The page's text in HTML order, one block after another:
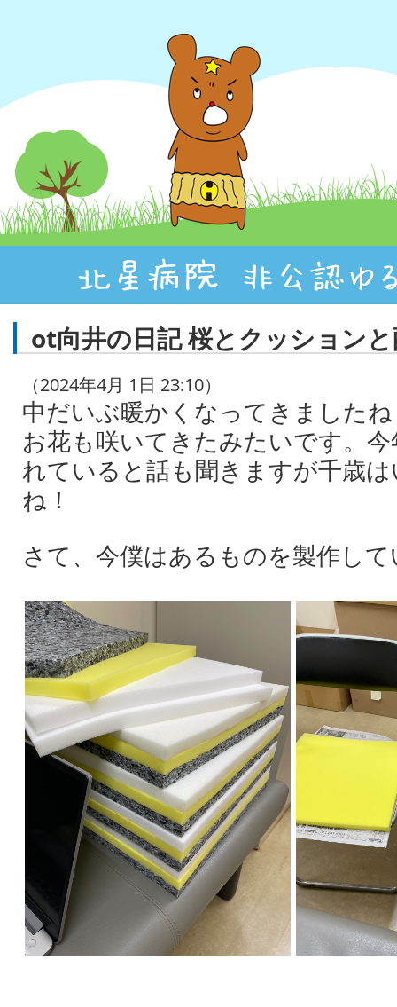
ot向井の日記 桜とクッション
（2024年4月 1日 23:10）
中だいぶ暖かくなってきました
お花も咲いてきたみたいです。
れていると話も聞きますが千歳
ね！
さて、今僕はあるものを製作し